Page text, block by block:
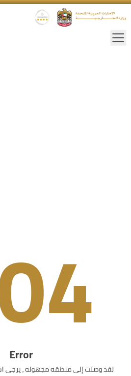
Error
لقد وصلت إلى منطقه مجهوله ، يرجى